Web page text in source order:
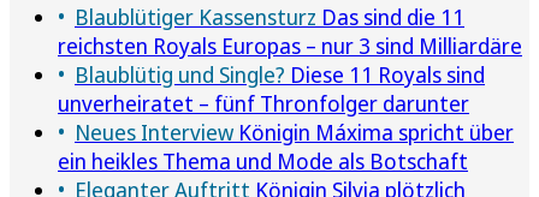
Blaublütiger Kassensturz Das sind die 11
reichsten Royals Europas – nur 3 sind Milliardäre
Blaublütig und Single? Diese 11 Royals sind
unverheiratet – fünf Thronfolger darunter
Neues Interview Königin Máxima spricht über
ein heikles Thema und Mode als Botschaft
Eleganter Auftritt Königin Silvia plötzlich